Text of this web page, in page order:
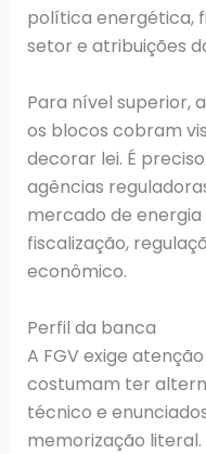
política energética,
setor e atribuições
Para nível superior,
os blocos cobram
decorar lei. É
agências
mercado de
fiscalização,
econômico.
Perfil da banca
A FGV exige
costumam ter
técnico e
memorização